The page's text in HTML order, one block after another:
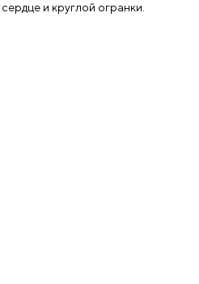
и круглой огранки.